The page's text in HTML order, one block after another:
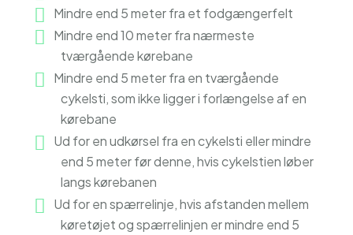
Mindre end 5 meter fra et fodgængerfelt
Mindre end 10 meter fra nærmeste
tværgående kørebane
Mindre end 5 meter fra en tværgående
cykelsti, som ikke ligger i forlængelse af en
kørebane
Ud for en udkørsel fra en cykelsti eller mindre
end 5 meter før denne, hvis cykelstien løber
langs kørebanen
Ud for en spærrelinje, hvis afstanden mellem
køretøjet og spærrelinjen er mindre end 5